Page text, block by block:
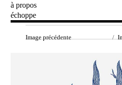
Baptiste Vandaele
à propos
échoppe
Image précédente